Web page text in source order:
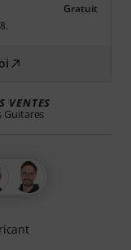
Gratuit
VENTES
Guitares